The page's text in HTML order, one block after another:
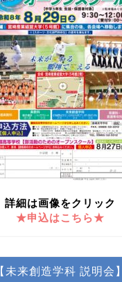
詳細は画像をクリック
★申込はこちら★
【未来創造学科 説明会】